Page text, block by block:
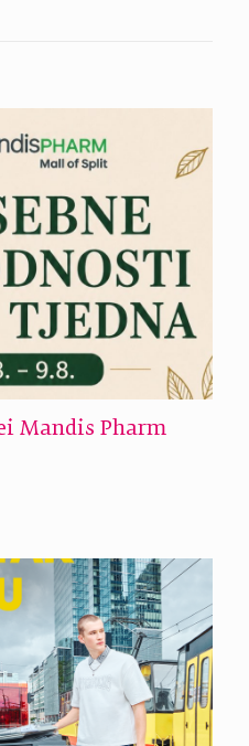
Mandis Pharm